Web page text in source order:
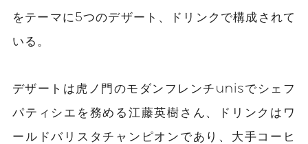
をテーマに5つのデザート、ドリンクで構成されて
いる。
デザートは虎ノ門のモダンフレンチunisでシェフ
パティシエを務める江藤英樹さん、ドリンクはワ
ールドバリスタチャンピオンであり、大手コーヒ